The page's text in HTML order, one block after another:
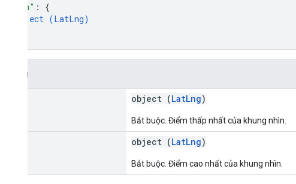
"high" : {
object (LatLng)
Trường
object (LatLng)
Bắt buộc. Điểm thấp nhất của khung nhìn.
object (LatLng)
Bắt buộc. Điểm cao nhất của khung nhìn.